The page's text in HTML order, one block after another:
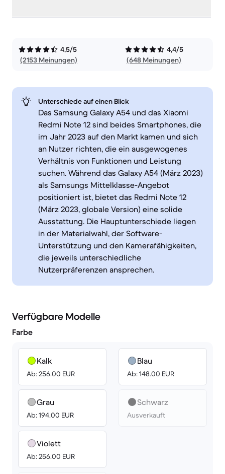
4,5/5
(2153 Meinungen)
4,4/5
(648 Meinungen)
Unterschiede auf einen Blick
Das Samsung Galaxy A54 und das Xiaomi
Redmi Note 12 sind beides Smartphones, die
im Jahr 2023 auf den Markt kamen und sich
an Nutzer richten, die ein ausgewogenes
Verhältnis von Funktionen und Leistung
suchen. Während das Galaxy A54 (März 2023)
als Samsungs Mittelklasse-Angebot
positioniert ist, bietet das Redmi Note 12
(März 2023, globale Version) eine solide
Ausstattung. Die Hauptunterschiede liegen
in der Materialwahl, der Software-
Unterstützung und den Kamerafähigkeiten,
die jeweils unterschiedliche
Nutzerpräferenzen ansprechen.
Verfügbare Modelle
Farbe
Kalk
Ab: 256.00 EUR
Grau
Ab: 194.00 EUR
Violett
Ab: 256.00 EUR
Blau
Ab: 148.00 EUR
Schwarz
Ausverkauft